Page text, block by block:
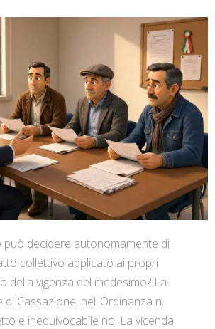
può decidere autonomamente di
collettivo applicato ai propri
della vigenza del medesimo? La
Cassazione, nell'Ordinanza n.
e inequivocabile no. La vicenda